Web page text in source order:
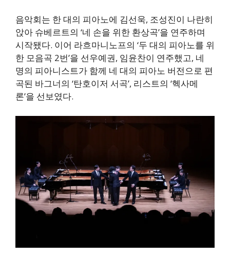
음악회는 한 대의 피아노에 김선욱, 조성진이 나란히
앉아 슈베르트의 ‘네 손을 위한 환상곡’을 연주하며
시작됐다. 이어 라흐마니노프의 ‘두 대의 피아노를 위
한 모음곡 2번’을 선우예권, 임윤찬이 연주했고, 네
명의 피아니스트가 함께 네 대의 피아노 버전으로 편
곡된 바그너의 ‘탄호이저 서곡’, 리스트의 ‘헥사메
론’을 선보였다.